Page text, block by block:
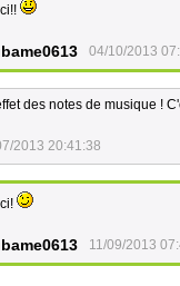
04/10/2013
des notes de musique !
2013 20:41:38
11/09/2013